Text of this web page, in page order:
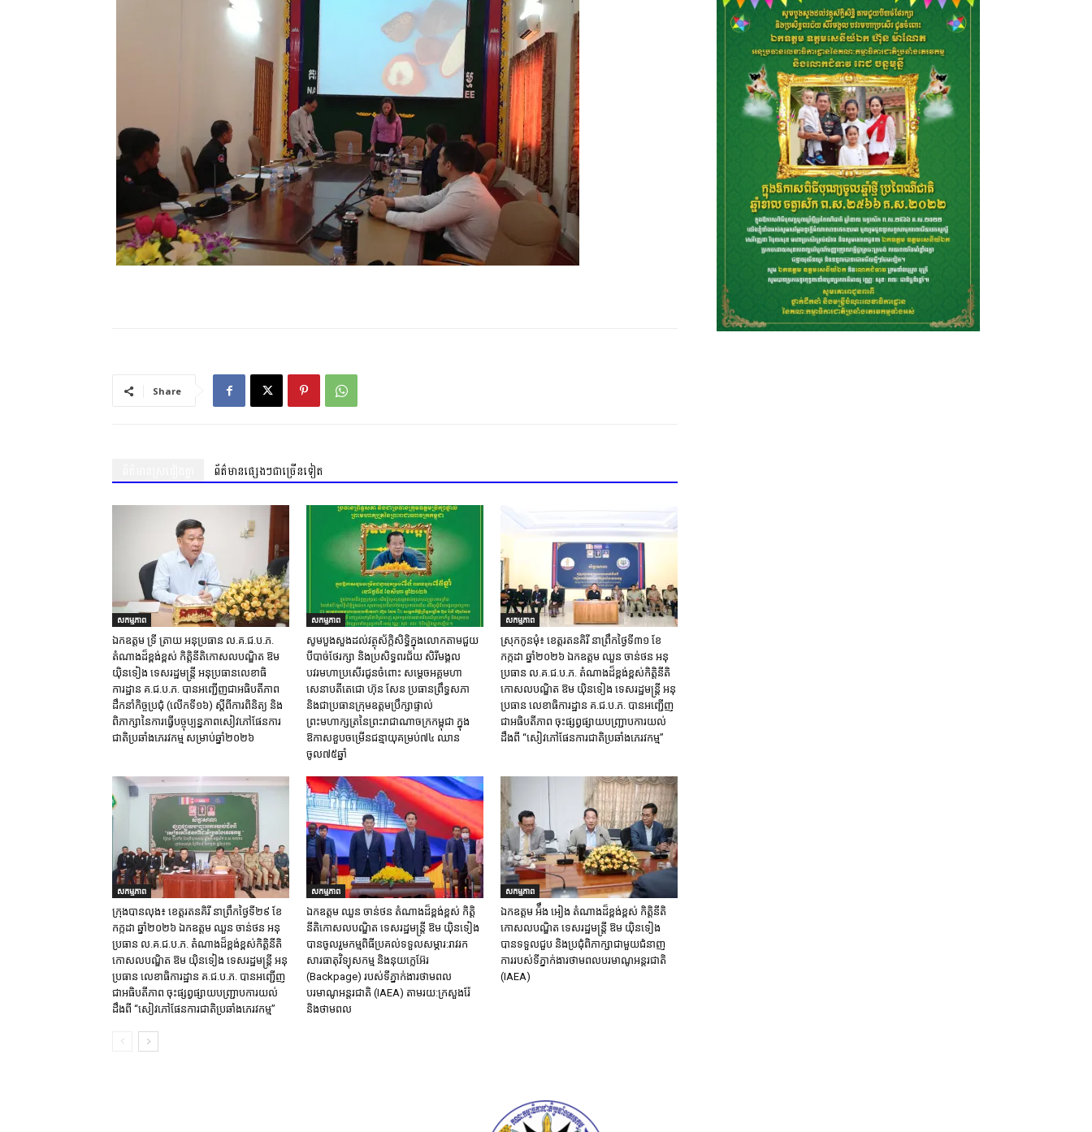
Share
ព័ត៌មានផ្សេងៗជាច្រើនទៀត
សកម្មភាព
ឯកឧត្តម ទ្រី ត្រាយ អនុប្រធាន ល.គ.ជ.ប.ភ.
តំណាងដ៏ខ្ពង់ខ្ពស់ កិត្តិនីតិកោសលបណ្ឌិត ឱម
យ៉ិនទៀង ទេសរដ្ឋមន្ត្រី អនុប្រធានលេខាធិ
ការដ្ឋាន គ.ជ.ប.ភ. បានអញ្ជើញជាអធិបតីភាព
ដឹកនាំកិច្ចប្រជុំ (លេីកទី១៦) ស្តីពីការពិនិត្យ​ និង
ពិភាក្សានៃការធ្វេីបច្ចុប្បន្នភាពសៀវភៅផែនការ
ជាតិប្រឆាំងភេរវកម្ម​ សម្រាប់ឆ្នាំ២០២៦​
សកម្មភាព
សូមបួងសួងដល់វត្ថុស័ក្តិសិទ្ធិក្នុងលោកតាមជួយ
បីបាច់ថែរក្សា និងប្រសិទ្ធពរជ័យ សិរីមង្គល
បវរមហាប្រសើរជូនចំពោះ សម្តេចអគ្គមហា
សេនាបតីតេជោ ហ៊ុន សែន ប្រធានព្រឹទ្ធសភា
និងជាប្រធានក្រុមឧត្តមប្រឹក្សាផ្ទាល់
ព្រះមហាក្សត្រនៃព្រះរាជាណាចក្រកម្ពុជា ក្នុង
ឱកាសខួបចម្រើនជន្មាយុគម្រប់៧៤ ឈាន
ចូល៧៥ឆ្នាំ
សកម្មភាព
ស្រុក​កូនមុំ៖ ខេត្ត​រតនគិរី​ នាព្រឹកថ្ងៃទី៣១​ ខែ
កក្កដា ឆ្នាំ២០២៦ ឯកឧត្តម​ ឈួន ចាន់ថន អនុ
ប្រធាន ល.គ.ជ.ប.ភ. តំណាង​ដ៏ខ្ពង់ខ្ពស់​កិត្តិនីតិ
កោសលបណ្ឌិត​ ឱម​ យ៉ិនទៀង​ ទេសរដ្ឋមន្រ្តី​ អនុ
ប្រធាន​ លេខាធិការ​ដ្ឋាន​ គ.ជ.ប.ភ​. បានអញ្ជើញ
ជាអធិបតីភាព​ ចុះផ្សព្វផ្សាយ​បញ្ជ្រាប​ការ​យល់​
ដឹង​ពី​ “សៀវភៅផែនការជាតិប្រឆាំងភេរវកម្ម”
សកម្មភាព
ក្រុង​បាន​លុង​៖ ខេត្ត​រតនគិរី​ នាព្រឹកថ្ងៃទី២៩ ខែ
កក្កដា ឆ្នាំ២០២៦ ឯកឧត្តម​ ឈួន ចាន់ថន អនុ
ប្រធាន ល.គ.ជ.ប.ភ. តំណាង​ដ៏ខ្ពង់ខ្ពស់​កិត្តិនីតិ
កោសលបណ្ឌិត​ ឱម​ យ៉ិនទៀង​ ទេសរដ្ឋមន្រ្តី​ អនុ
ប្រធាន​ លេខាធិការ​ដ្ឋាន​ គ.ជ.ប.ភ​. បានអញ្ជើញ
ជាអធិបតីភាព​ ចុះផ្សព្វផ្សាយ​បញ្ជ្រាប​ការ​យល់​
ដឹង​ពី​ “សៀវភៅផែនការជាតិប្រឆាំងភេរវកម្ម”
សកម្មភាព
ឯកឧត្តម ឈួន​ ចាន់ថន​ តំណាងដ៏ខ្ពង់ខ្ពស់ កិត្តិ
នីតិកោសលបណ្ឌិត ទេសរដ្ឋមន្ត្រី ឱម យ៉ិនទៀង
បានចូលរួមកម្មពិធីប្រគល់ទទួលសម្ភារ:​រាវរក
សារធាតុវិទ្យុសកម្ម​ និង​នុយក្លេអ៊ែរ​
(Backpage) របស់ទីភ្នាក់ងារថាមពល
បរមាណូអន្តរជាតិ (IAEA) តាមរយ:ក្រសួងរ៉ែ
និងថាមពល​
សកម្មភាព
ឯកឧត្តម អ៉ឹង អៀង តំណាងដ៏ខ្ពង់ខ្ពស់ កិត្តិនីតិ
កោសលបណ្ឌិត ទេសរដ្ឋមន្ត្រី ឱម យ៉ិនទៀង
បានទទួលជួប និងប្រជុំពិភាក្សាជាមួយជំនាញ
ការរបស់ទីភ្នាក់ងារថាមពលបរមាណូអន្តរជាតិ
(IAEA)